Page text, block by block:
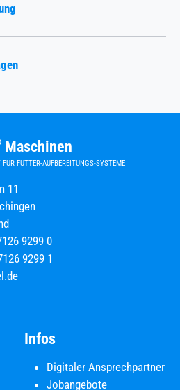
Maschinen
FUTTER-AUFBEREITUNGS-SYSTEME
11
9299 0
9299 1
Infos
Digitaler Ansprechpartner
Jobangebote